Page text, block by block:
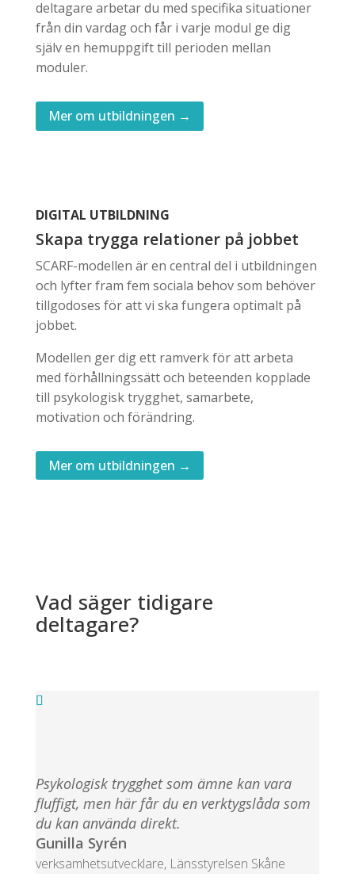
deltagare arbetar du med specifika situationer
från din vardag och får i varje modul ge dig
själv en hemuppgift till perioden mellan
moduler.
Mer om utbildningen →
DIGITAL UTBILDNING
Skapa trygga relationer på jobbet
SCARF-modellen är en central del i utbildningen
och lyfter fram fem sociala behov som behöver
tillgodoses för att vi ska fungera optimalt på
jobbet.
Modellen ger dig ett ramverk för att arbeta
med förhållningssätt och beteenden kopplade
till psykologisk trygghet, samarbete,
motivation och förändring.
Mer om utbildningen →
Vad säger tidigare
deltagare?
Psykologisk trygghet som ämne kan vara
fluffigt, men här får du en verktygslåda som
du kan använda direkt.
Gunilla Syrén
verksamhetsutvecklare, Länsstyrelsen Skåne